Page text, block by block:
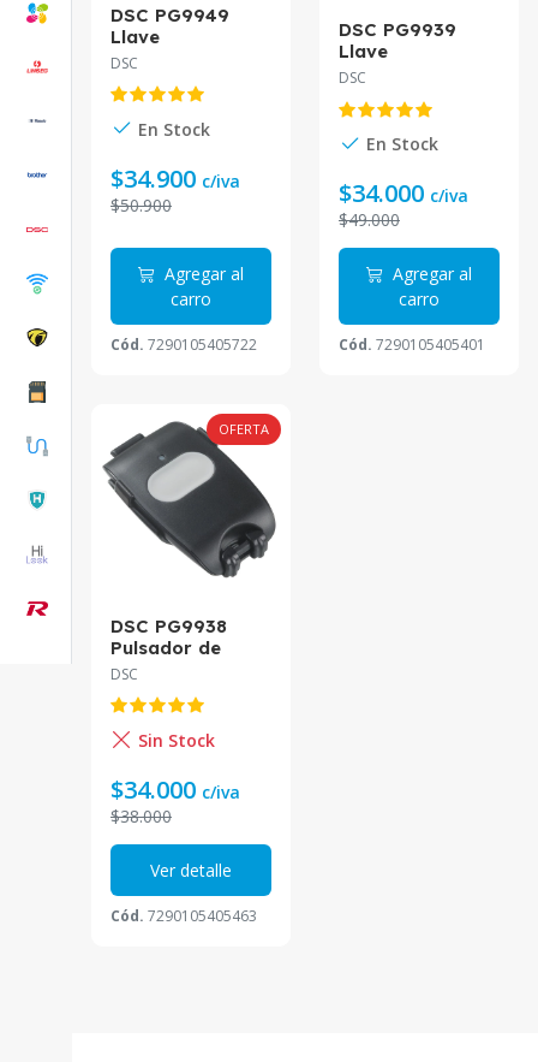
DSC PG9949
Llave
Inalámbrica de
PowerG 915MHz
DSC
En Stock
$34.900 c/iva
$50.900
Agregar al
carro
Cód. 7290105405722
DSC PG9939
Llave
Inalámbrica
Cuatro Botones
915MHz
DSC
En Stock
$34.000 c/iva
$49.000
Agregar al
carro
Cód. 7290105405401
OFERTA
DSC PG9938
Pulsador de
Pánico
PowerG 915MHz
DSC
Sin Stock
$34.000 c/iva
$38.000
Ver detalle
Cód. 7290105405463